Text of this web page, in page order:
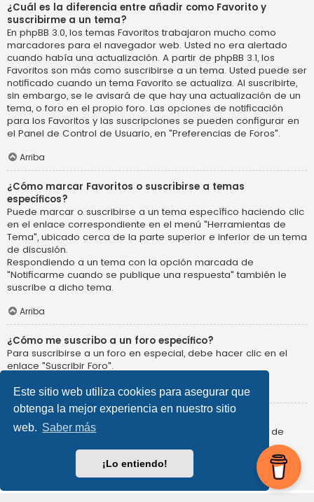
Este sitio web utiliza cookies para asegurar que
obtenga la mejor experiencia en nuestro sitio
web. Saber más
¡Lo entiendo!
¿Cuál es la diferencia entre añadir como Favorito y
suscribirme a un tema?
En phpBB 3.0, los temas Favoritos trabajaron mucho como
marcadores para el navegador web. Usted no era alertado
cuando había una actualización. A partir de phpBB 3.1, los
Favoritos son más como suscribirse a un tema. Usted puede ser
notificado cuando un tema Favorito se actualiza. Al suscribirte,
sin embargo, se le avisará de que hay una actualización de un
tema, o foro en el propio foro. Las opciones de notificación
para los Favoritos y las suscripciones se pueden configurar en
el Panel de Control de Usuario, en "Preferencias de Foros".
Arriba
¿Cómo marcar Favoritos o suscribirse a temas
específicos?
Puede marcar o suscribirse a un tema específico haciendo clic
en el enlace correspondiente en el menú "Herramientas de
Tema", ubicado cerca de la parte superior e inferior de un tema
de discusión.
Respondiendo a un tema con la opción marcada de
"Notificarme cuando se publique una respuesta" también le
suscribe a dicho tema.
Arriba
¿Cómo me suscribo a un foro específico?
Para suscribirse a un foro en especial, debe hacer clic en el
enlace "Suscribir Foro".
Arriba
¿Cómo borro mis suscripciones?
Para eliminar sus suscripciones, debe entrar en el Panel de
suscripciones".